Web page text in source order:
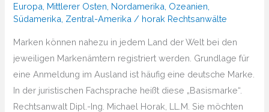
Europa Mittlerer Osten Nordamerika Ozeanien
Südamerika Zentral-Amerika / horak Rechtsanwälte
Marken können nahezu in jedem Land der Welt bei den
jeweiligen Markenämtern registriert werden. Grundlage für
eine Anmeldung im Ausland ist häufig eine deutsche Marke.
In der juristischen Fachsprache heißt diese „Basismarke“.
Rechtsanwalt Dipl.-Ing. Michael Horak, LL.M. Sie möchten